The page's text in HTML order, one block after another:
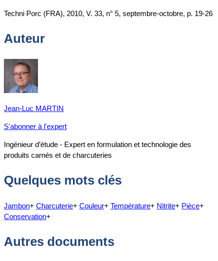
Techni Porc (FRA), 2010, V. 33, n° 5, septembre-octobre, p. 19-26
Auteur
Jean-Luc MARTIN
S'abonner à l'expert
Ingénieur d’étude - Expert en formulation et technologie des
produits carnés et de charcuteries
Quelques mots clés
Jambon+ Charcuterie+ Couleur+ Température+ Nitrite+ Pièce+
Conservation+
Autres documents